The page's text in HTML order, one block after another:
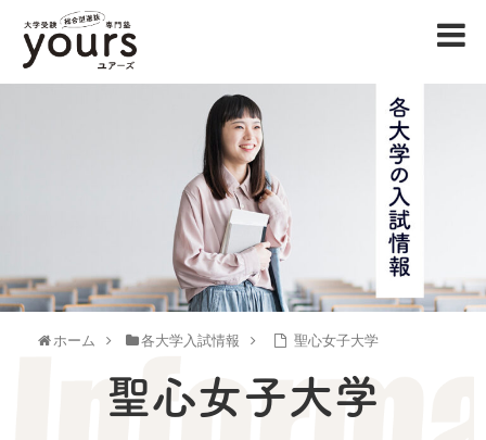
ホーム 各大学入試情報 聖心女子大学
聖心女子大学